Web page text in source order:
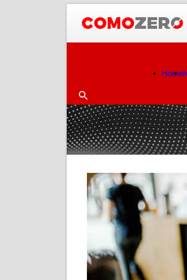
Home